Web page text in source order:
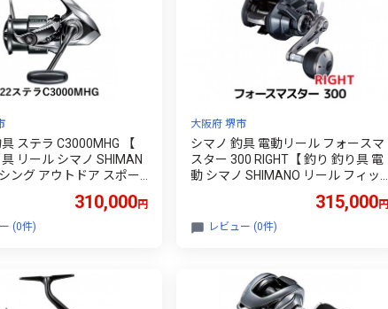
ステラ C3000MHG 【
リール シマノ SHIMAN
ング アウトドア スポー
310,000円
(0件)
大阪府 堺市
シマノ 釣具 電動リール フォースマ
スター 300 RIGHT【 釣り 釣り具 電
動 シマノ SHIMANO リール フィッ
おすすめ 大阪府 堺市】315,000円
レビュー (0件)